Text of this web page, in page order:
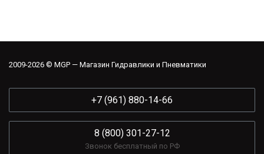
2009-2026 © MGP — Магазин Гидравлики и Пневматики
+7 (961) 880-14-66
8 (800) 301-27-12
Звонок бесплатный по РФ